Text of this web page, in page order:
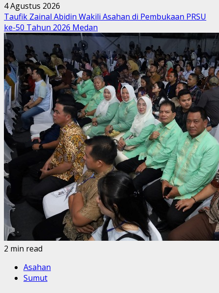
4 Agustus 2026
Taufik Zainal Abidin Wakili Asahan di Pembukaan PRSU
ke-50 Tahun 2026 Medan
2 min read
Asahan
Sumut